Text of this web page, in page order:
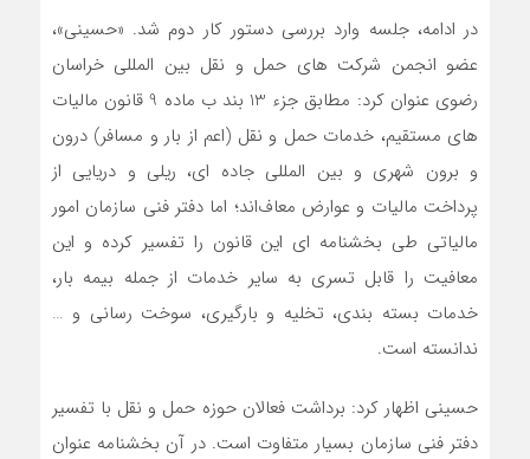
در ادامه، جلسه وارد بررسی دستور کار دوم شد. «حسینی»،
عضو انجمن شرکت های حمل و نقل بین المللی خراسان
رضوی عنوان کرد: مطابق جزء 13 بند ب ماده 9 قانون مالیات
های مستقیم، خدمات حمل و نقل (اعم از بار و مسافر) درون
و برون شهری و بین المللی جاده ای، ریلی و دریایی از
پرداخت مالیات و عوارض معاف‌اند؛ اما دفتر فنی سازمان امور
مالیاتی طی بخشنامه ای این قانون را تفسیر کرده و این
معافیت را قابل تسری به سایر خدمات از جمله بیمه بار،
خدمات بسته بندی، تخلیه و بارگیری، سوخت رسانی و …
ندانسته است.
حسینی اظهار کرد: برداشت فعالان حوزه حمل و نقل با تفسیر
دفتر فنی سازمان بسیار متفاوت است. در آن بخشنامه عنوان